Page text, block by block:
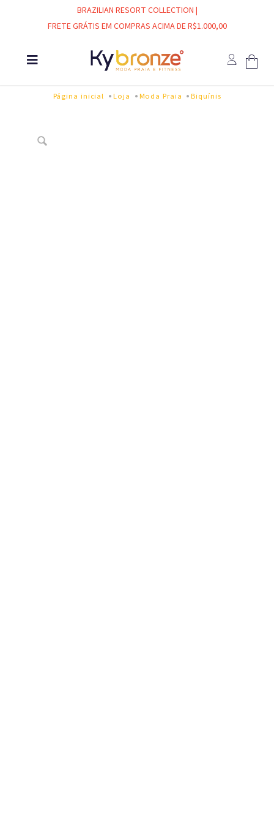
BRAZILIAN RESORT COLLECTION |
FRETE GRÁTIS EM COMPRAS ACIMA DE R$1.000,00
Página inicial Loja Moda Praia Biquínis